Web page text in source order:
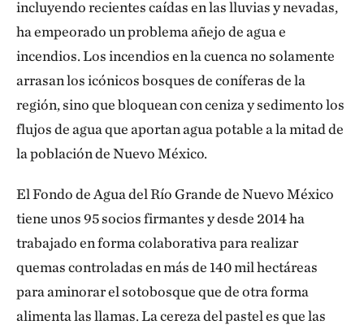
incluyendo recientes caídas en las lluvias y nevadas,
ha empeorado un problema añejo de agua e
incendios. Los incendios en la cuenca no solamente
arrasan los icónicos bosques de coníferas de la
región, sino que bloquean con ceniza y sedimento los
flujos de agua que aportan agua potable a la mitad de
la población de Nuevo México.
El Fondo de Agua del Río Grande de Nuevo México
tiene unos 95 socios firmantes y desde 2014 ha
trabajado en forma colaborativa para realizar
quemas controladas en más de 140 mil hectáreas
para aminorar el sotobosque que de otra forma
alimenta las llamas. La cereza del pastel es que las